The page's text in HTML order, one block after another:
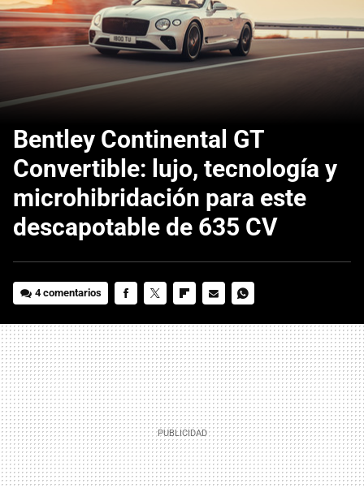
Bentley Continental GT
Convertible: lujo, tecnología y
microhibridación para este
descapotable de 635 CV
4 comentarios
MAIL